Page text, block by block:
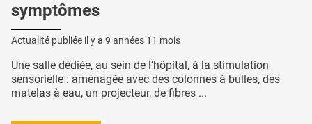
symptômes
Actualité publiée il y a 9 années 11 mois
Une salle dédiée, au sein de l’hôpital, à la stimulation
sensorielle : aménagée avec des colonnes à bulles, des
matelas à eau, un projecteur, de fibres ...